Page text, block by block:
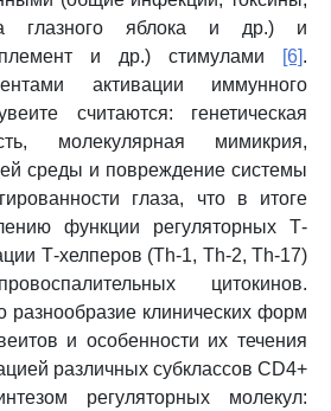
глазного яблока и др.) и
и др.) стимулами
[6].
активации иммунного
считаются: генетическая
молекулярная мимикрия,
среды и повреждение системы
глаза, что в итоге
функции регуляторных Т-
Т-хелперов (Th-1, Th-2, Th-17)
цитокинов.
разнообразие клинических форм
и особенности их течения
различных субклассов CD4+
регуляторных молекул: